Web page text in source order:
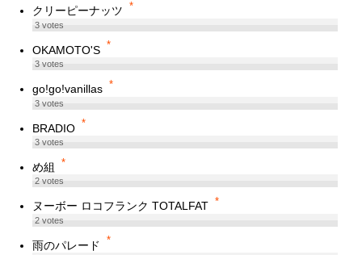
クリーピーナッツ *
3votes
OKAMOTO'S *
3votes
go!go!vanillas *
3votes
BRADIO *
3votes
め組 *
2votes
ヌーボー ロコフランク TOTALFAT *
2votes
雨のパレード *